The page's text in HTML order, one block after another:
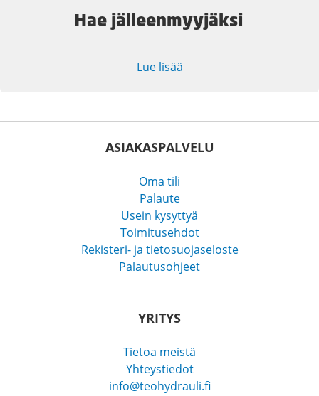
Hae jälleenmyyjäksi
Lue lisää
ASIAKASPALVELU
Oma tili
Palaute
Usein kysyttyä
Toimitusehdot
Rekisteri- ja tietosuojaseloste
Palautusohjeet
YRITYS
Tietoa meistä
Yhteystiedot
info@teohydrauli.fi